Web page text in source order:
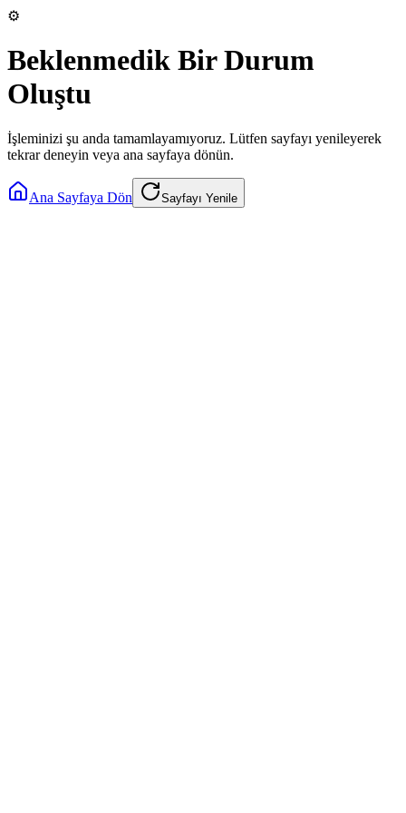
⚙️
Beklenmedik Bir Durum
Oluştu
İşleminizi şu anda tamamlayamıyoruz. Lütfen sayfayı yenileyerek
tekrar deneyin veya ana sayfaya dönün.
Ana Sayfaya Dön Sayfayı Yenile